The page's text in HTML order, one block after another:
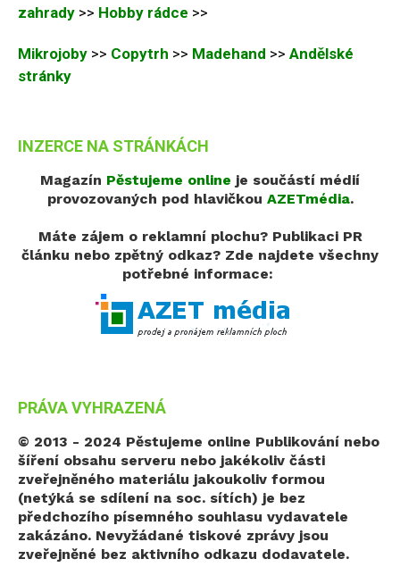
zahrady >> Hobby rádce >>
Mikrojoby >> Copytrh >> Madehand >> Andělské
stránky
INZERCE NA STRÁNKÁCH
Magazín Pěstujeme online je součástí médií
provozovaných pod hlavičkou AZETmédia.
Máte zájem o reklamní plochu? Publikaci PR
článku nebo zpětný odkaz? Zde najdete všechny
potřebné informace:
PRÁVA VYHRAZENÁ
© 2013 - 2024 Pěstujeme online Publikování nebo
šíření obsahu serveru nebo jakékoliv části
zveřejněného materiálu jakoukoliv formou
(netýká se sdílení na soc. sítích) je bez
předchozího písemného souhlasu vydavatele
zakázáno. Nevyžádané tiskové zprávy jsou
zveřejněné bez aktivního odkazu dodavatele.